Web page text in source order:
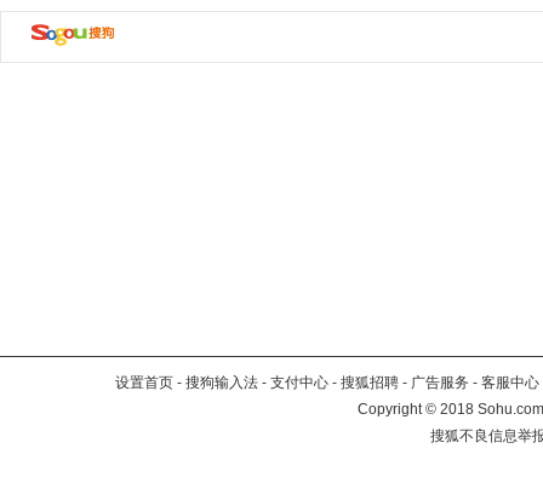
设置首页 - 搜狗输入法 - 支付中心 - 搜狐招聘 - 广告服务 - 客服中心
Copyright©2018
搜狐不良信息举